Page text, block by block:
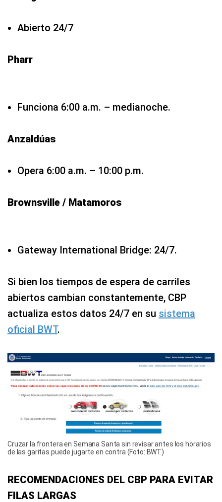
Abierto 24/7
Pharr
Funciona 6:00 a.m. – medianoche.
Anzaldúas
Opera 6:00 a.m. – 10:00 p.m.
Brownsville / Matamoros
Gateway International Bridge: 24/7.
Si bien los tiempos de espera de carriles
abiertos cambian constantemente, CBP
actualiza estos datos 24/7 en su sistema
oficial BWT.
Cruzar la frontera en Semana Santa sin revisar antes los horarios
de las garitas puede jugarte en contra (Foto: BWT)
RECOMENDACIONES DEL CBP PARA EVITAR
FILAS LARGAS